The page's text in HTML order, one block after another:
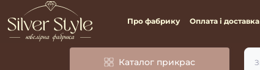
Про фабрику Оплата і доставка
Каталог прикрас